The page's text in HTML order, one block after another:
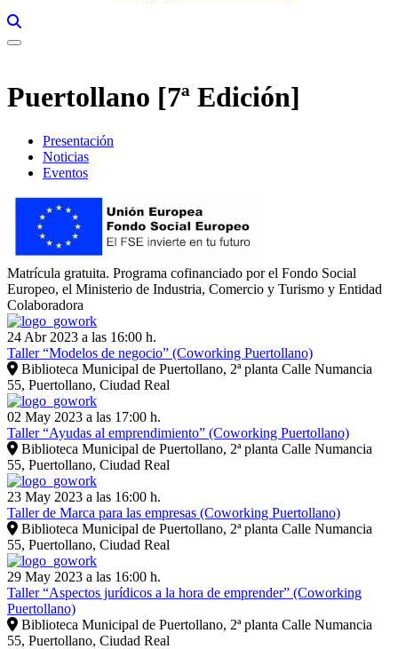
Puertollano [7ª Edición]
Presentación
Noticias
Eventos
Matrícula gratuita. Programa cofinanciado por el Fondo Social
Europeo, el Ministerio de Industria, Comercio y Turismo y Entidad
Colaboradora
24 Abr 2023 a las 16:00 h.
Taller “Modelos de negocio” (Coworking Puertollano)
Biblioteca Municipal de Puertollano, 2ª planta Calle Numancia
55, Puertollano, Ciudad Real
02 May 2023 a las 17:00 h.
Taller “Ayudas al emprendimiento” (Coworking Puertollano)
Biblioteca Municipal de Puertollano, 2ª planta Calle Numancia
55, Puertollano, Ciudad Real
23 May 2023 a las 16:00 h.
Taller de Marca para las empresas (Coworking Puertollano)
Biblioteca Municipal de Puertollano, 2ª planta Calle Numancia
55, Puertollano, Ciudad Real
29 May 2023 a las 16:00 h.
Taller “Aspectos jurídicos a la hora de emprender” (Coworking
Puertollano)
Biblioteca Municipal de Puertollano, 2ª planta Calle Numancia
55, Puertollano, Ciudad Real